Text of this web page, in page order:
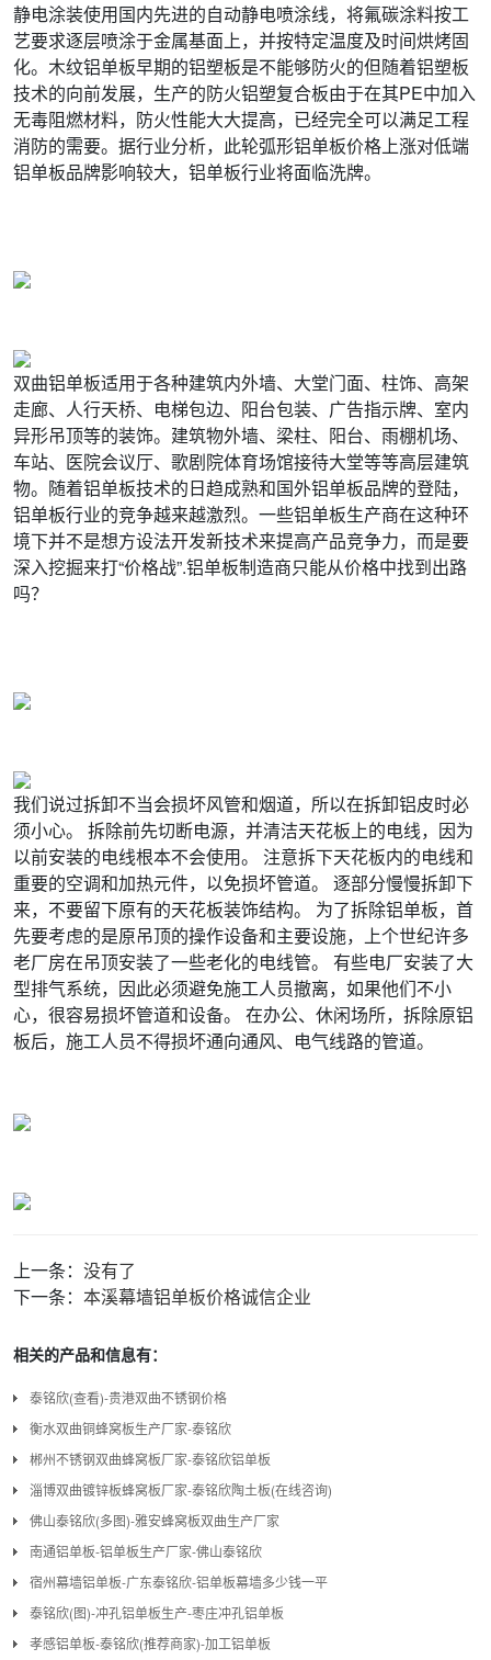
静电涂装使用国内先进的自动静电喷涂线，将氟碳涂料按工
艺要求逐层喷涂于金属基面上，并按特定温度及时间烘烤固
化。木纹铝单板早期的铝塑板是不能够防火的但随着铝塑板
技术的向前发展，生产的防火铝塑复合板由于在其PE中加入
无毒阻燃材料，防火性能大大提高，已经完全可以满足工程
消防的需要。据行业分析，此轮弧形铝单板价格上涨对低端
铝单板品牌影响较大，铝单板行业将面临洗牌。
双曲铝单板适用于各种建筑内外墙、大堂门面、柱饰、高架
走廊、人行天桥、电梯包边、阳台包装、广告指示牌、室内
异形吊顶等的装饰。建筑物外墙、梁柱、阳台、雨棚机场、
车站、医院会议厅、歌剧院体育场馆接待大堂等等高层建筑
物。随着铝单板技术的日趋成熟和国外铝单板品牌的登陆，
铝单板行业的竞争越来越激烈。一些铝单板生产商在这种环
境下并不是想方设法开发新技术来提高产品竞争力，而是要
深入挖掘来打“价格战”.铝单板制造商只能从价格中找到出路
吗？
我们说过拆卸不当会损坏风管和烟道，所以在拆卸铝皮时必
须小心。 拆除前先切断电源，并清洁天花板上的电线，因为
以前安装的电线根本不会使用。 注意拆下天花板内的电线和
重要的空调和加热元件，以免损坏管道。 逐部分慢慢拆卸下
来，不要留下原有的天花板装饰结构。 为了拆除铝单板，首
先要考虑的是原吊顶的操作设备和主要设施，上个世纪许多
老厂房在吊顶安装了一些老化的电线管。 有些电厂安装了大
型排气系统，因此必须避免施工人员撤离，如果他们不小
心，很容易损坏管道和设备。 在办公、休闲场所，拆除原铝
板后，施工人员不得损坏通向通风、电气线路的管道。
上一条： 没有了
下一条： 本溪幕墙铝单板价格诚信企业
相关的产品和信息有：
泰铭欣(查看)-贵港双曲不锈钢价格
衡水双曲铜蜂窝板生产厂家-泰铭欣
郴州不锈钢双曲蜂窝板厂家-泰铭欣铝单板
淄博双曲镀锌板蜂窝板厂家-泰铭欣陶土板(在线咨询)
佛山泰铭欣(多图)-雅安蜂窝板双曲生产厂家
南通铝单板-铝单板生产厂家-佛山泰铭欣
宿州幕墙铝单板-广东泰铭欣-铝单板幕墙多少钱一平
泰铭欣(图)-冲孔铝单板生产-枣庄冲孔铝单板
孝感铝单板-泰铭欣(推荐商家)-加工铝单板